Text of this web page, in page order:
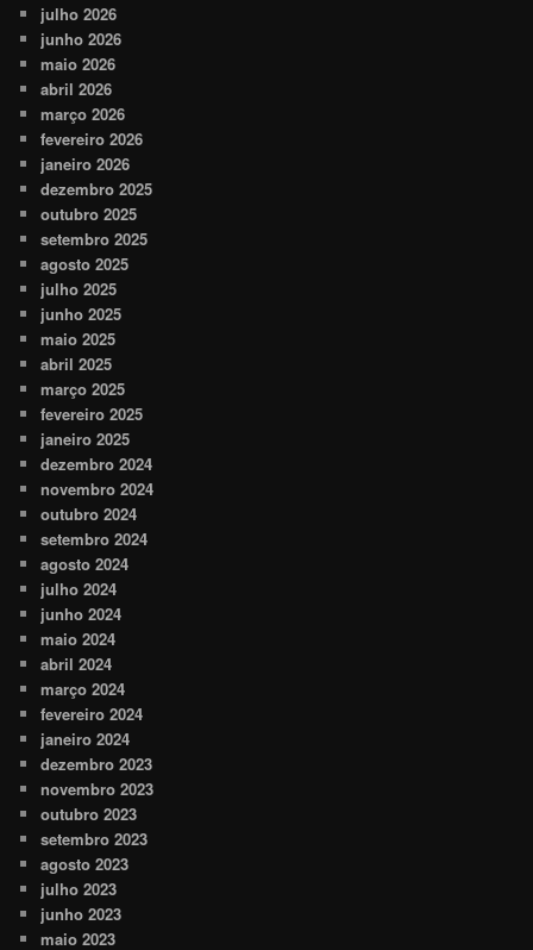
julho 2026
junho 2026
maio 2026
abril 2026
março 2026
fevereiro 2026
janeiro 2026
dezembro 2025
outubro 2025
setembro 2025
agosto 2025
julho 2025
junho 2025
maio 2025
abril 2025
março 2025
fevereiro 2025
janeiro 2025
dezembro 2024
novembro 2024
outubro 2024
setembro 2024
agosto 2024
julho 2024
junho 2024
maio 2024
abril 2024
março 2024
fevereiro 2024
janeiro 2024
dezembro 2023
novembro 2023
outubro 2023
setembro 2023
agosto 2023
julho 2023
junho 2023
maio 2023